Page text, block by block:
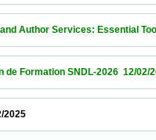
and Author Services:
de Formation SNDL-
17/12/2025